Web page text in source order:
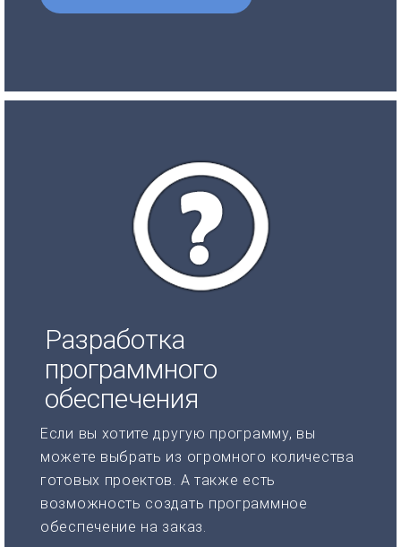
Разработка
программного
обеспечения
Если вы хотите другую программу, вы
можете выбрать из огромного количества
готовых проектов. А также есть
возможность создать программное
обеспечение на заказ.